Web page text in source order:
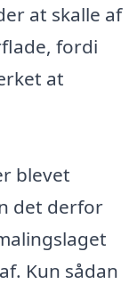
at skalle af
fordi
at
blevet
det derfor
Kun sådan